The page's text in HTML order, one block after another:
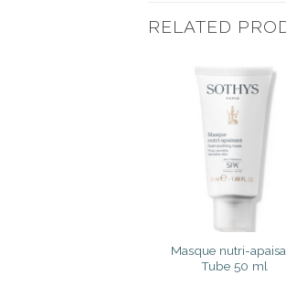
RELATED
Masque nutri-
Tube 50 ml